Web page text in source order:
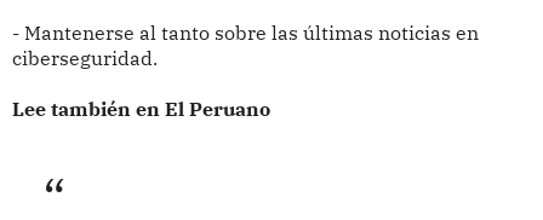
- Mantenerse al tanto sobre las últimas noticias en
ciberseguridad.
Lee también en El Peruano